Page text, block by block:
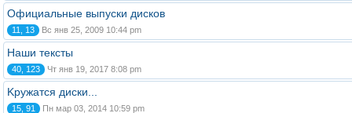
Официальные выпуски дисков
11, 13 Вс янв 25, 2009 10:44 pm
Наши тексты
40, 123 Чт янв 19, 2017 8:08 pm
Kружатся диски...
15, 91 Пн мар 03, 2014 10:59 pm